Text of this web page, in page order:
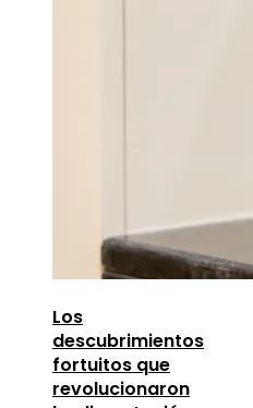
Los
descubrimientos
fortuitos que
revolucionaron